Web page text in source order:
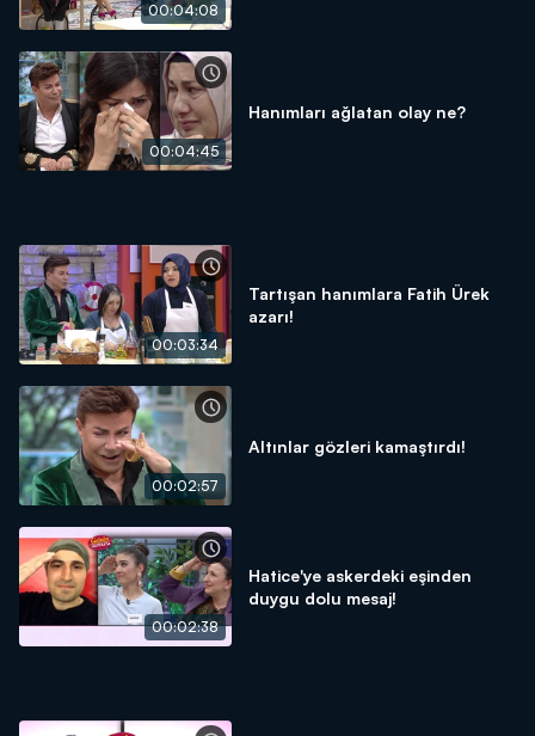
00:04:08
00:04:45
Hanımları ağlatan olay ne?
00:03:34
Tartışan hanımlara Fatih Ürek
azarı!
00:02:57
Altınlar gözleri kamaştırdı!
00:02:38
Hatice'ye askerdeki eşinden
duygu dolu mesaj!